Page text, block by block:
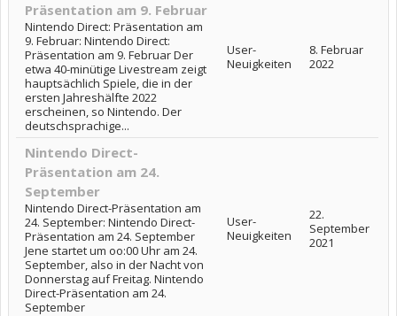
Präsentation am 9. Februar
Nintendo Direct: Präsentation am
9. Februar: Nintendo Direct:
Präsentation am 9. Februar Der
etwa 40-minütige Livestream zeigt
hauptsächlich Spiele, die in der
ersten Jahreshälfte 2022
erscheinen, so Nintendo. Der
deutschsprachige...
User-
Neuigkeiten
8. Februar
2022
Nintendo Direct-
Präsentation am 24.
September
Nintendo Direct-Präsentation am
24. September: Nintendo Direct-
Präsentation am 24. September
Jene startet um oo:00 Uhr am 24.
September, also in der Nacht von
Donnerstag auf Freitag. Nintendo
Direct-Präsentation am 24.
September
User-
Neuigkeiten
22.
September
2021